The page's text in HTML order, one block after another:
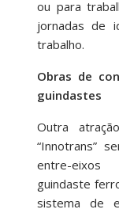
ou para
jornadas de
trabalho.
Obras de
guindastes
Outra
“Innotrans”
entre-eixos
guindaste
sistema de